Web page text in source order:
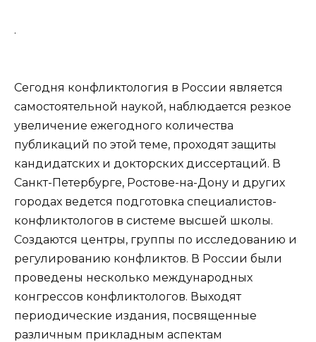
.
Сегодня конфликтология в России является
самостоятельной наукой, наблюдается резкое
увеличение ежегодного количества
публикаций по этой теме, проходят защиты
кандидатских и докторских диссертаций. В
Санкт-Петербурге, Ростове-на-Дону и других
городах ведется подготовка специалистов-
конфликтологов в системе высшей школы.
Создаются центры, группы по исследованию и
регулированию конфликтов. В России были
проведены несколько международных
конгрессов конфликтологов. Выходят
периодические издания, посвященные
различным прикладным аспектам